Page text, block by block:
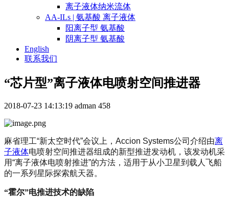
离子液体纳米流体
AA-ILs | 氨基酸 离子液体
阳离子型 氨基酸
阴离子型 氨基酸
English
联系我们
“芯片型”离子液体电喷射空间推进器
2018-07-23 14:13:19 adman 458
麻省理工“新太空时代”会议上，Accion Systems公司介绍由离
子液体电喷射空间推进器组成的新型推进发动机，该发动机采
用“离子液体电喷射推进”的方法，适用于从小卫星到载人飞船
的一系列星际探索航天器。
“霍尔”电推进技术的缺陷